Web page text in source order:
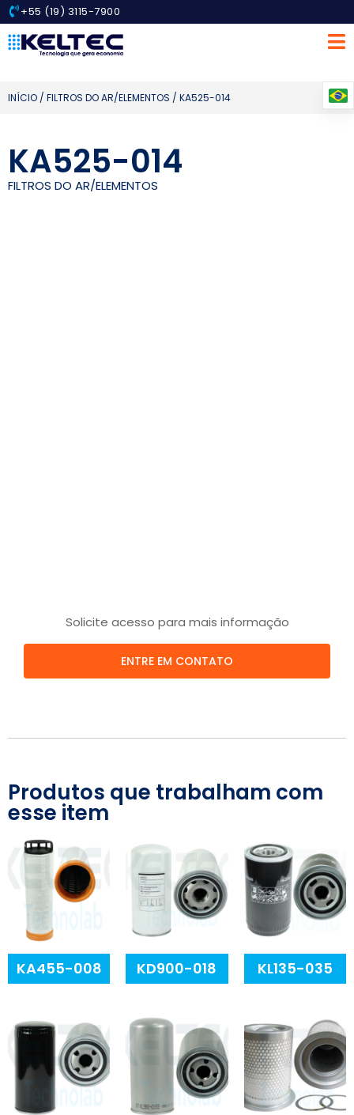
+55 (19) 3115-7900
INÍCIO / FILTROS DO AR/ELEMENTOS / KA525-014
KA525-014
FILTROS DO AR/ELEMENTOS
Solicite acesso para mais informação
ENTRE EM CONTATO
Produtos que trabalham com
esse item
KA455-008 KD900-018 KL135-035